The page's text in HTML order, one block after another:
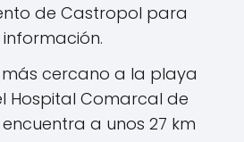
de Castropol para
más cercano a la playa
Hospital Comarcal de
a unos 27 km